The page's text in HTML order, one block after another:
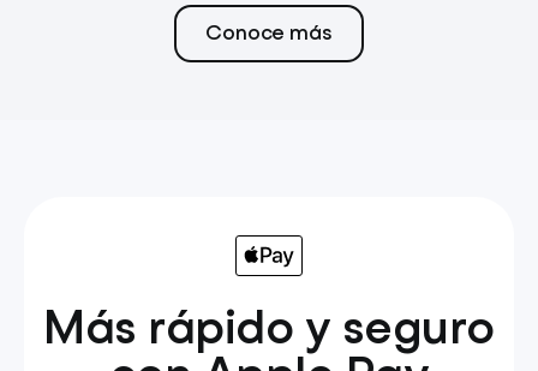
Conoce más
Más rápido y seguro